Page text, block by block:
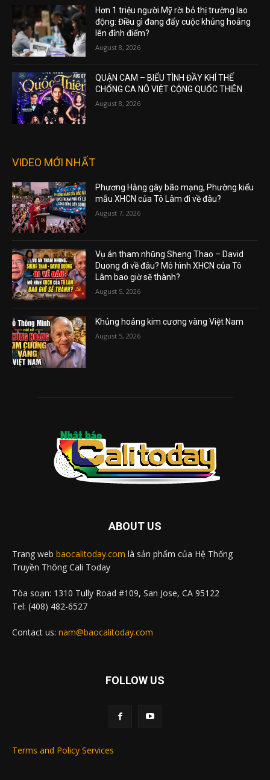
Hơn 1 triệu người Mỹ rời bỏ thị trường lao
động: Điều gì đang đẩy cuộc khủng hoảng
lên đỉnh điểm?
August 8, 2026
QUẬN CAM – BIỂU TÌNH ĐẦY KHÍ THẾ
CHỐNG CA NÔ VIỆT CỘNG QUỐC THIÊN
August 8, 2026
VIDEO MỚI NHẤT
Phương Hằng gây bão mạng, Phường kiểu
mẫu XHCN của Tô Lâm đi về đâu?
August 7, 2026
Vụ án tham nhũng Sheng Thao – David
Duong đi về đâu? Mô hình XHCN của Tô
Lâm bao giờ sẽ thành?
August 5, 2026
Khủng hoảng kim cương vàng Việt Nam
August 5, 2026
ABOUT US
Trang web baocalitoday.com là sản phẩm của Hệ Thống
Truyền Thông Cali Today
Tòa soạn: 1310 Tully Road #109, San Jose, CA 95122
Tel: (408) 482-6527
Contact us: nam@baocalitoday.com
FOLLOW US
Terms and Policy Services